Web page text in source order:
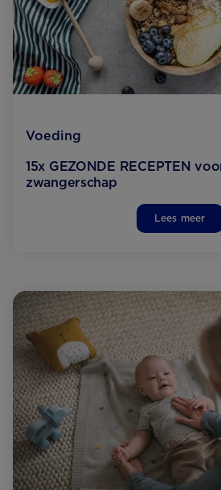
Voeding
15x GEZONDE RECEPTEN
zwangerschap
Lees meer